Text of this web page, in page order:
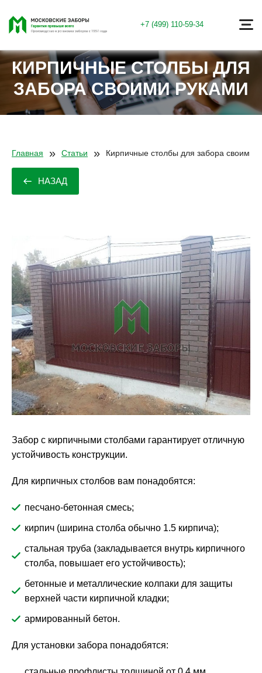
+7 (499) 110-59-34
КИРПИЧНЫЕ СТОЛБЫ ДЛЯ
ЗАБОРА СВОИМИ РУКАМИ
Главная » Статьи » Кирпичные столбы для забора своими
НАЗАД
Забор с кирпичными столбами гарантирует отличную
устойчивость конструкции.
Для кирпичных столбов вам понадобятся:
песчано-бетонная смесь;
кирпич (ширина столба обычно 1.5 кирпича);
стальная труба (закладывается внутрь кирпичного
столба, повышает его устойчивость);
бетонные и металлические колпаки для защиты
верхней части кирпичной кладки;
армированный бетон.
Для установки забора понадобятся: